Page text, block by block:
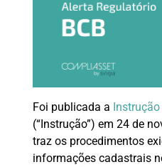
Foi publicada a
(“Instrução”) em 24 de
traz os procedimentos
informações cadastrais